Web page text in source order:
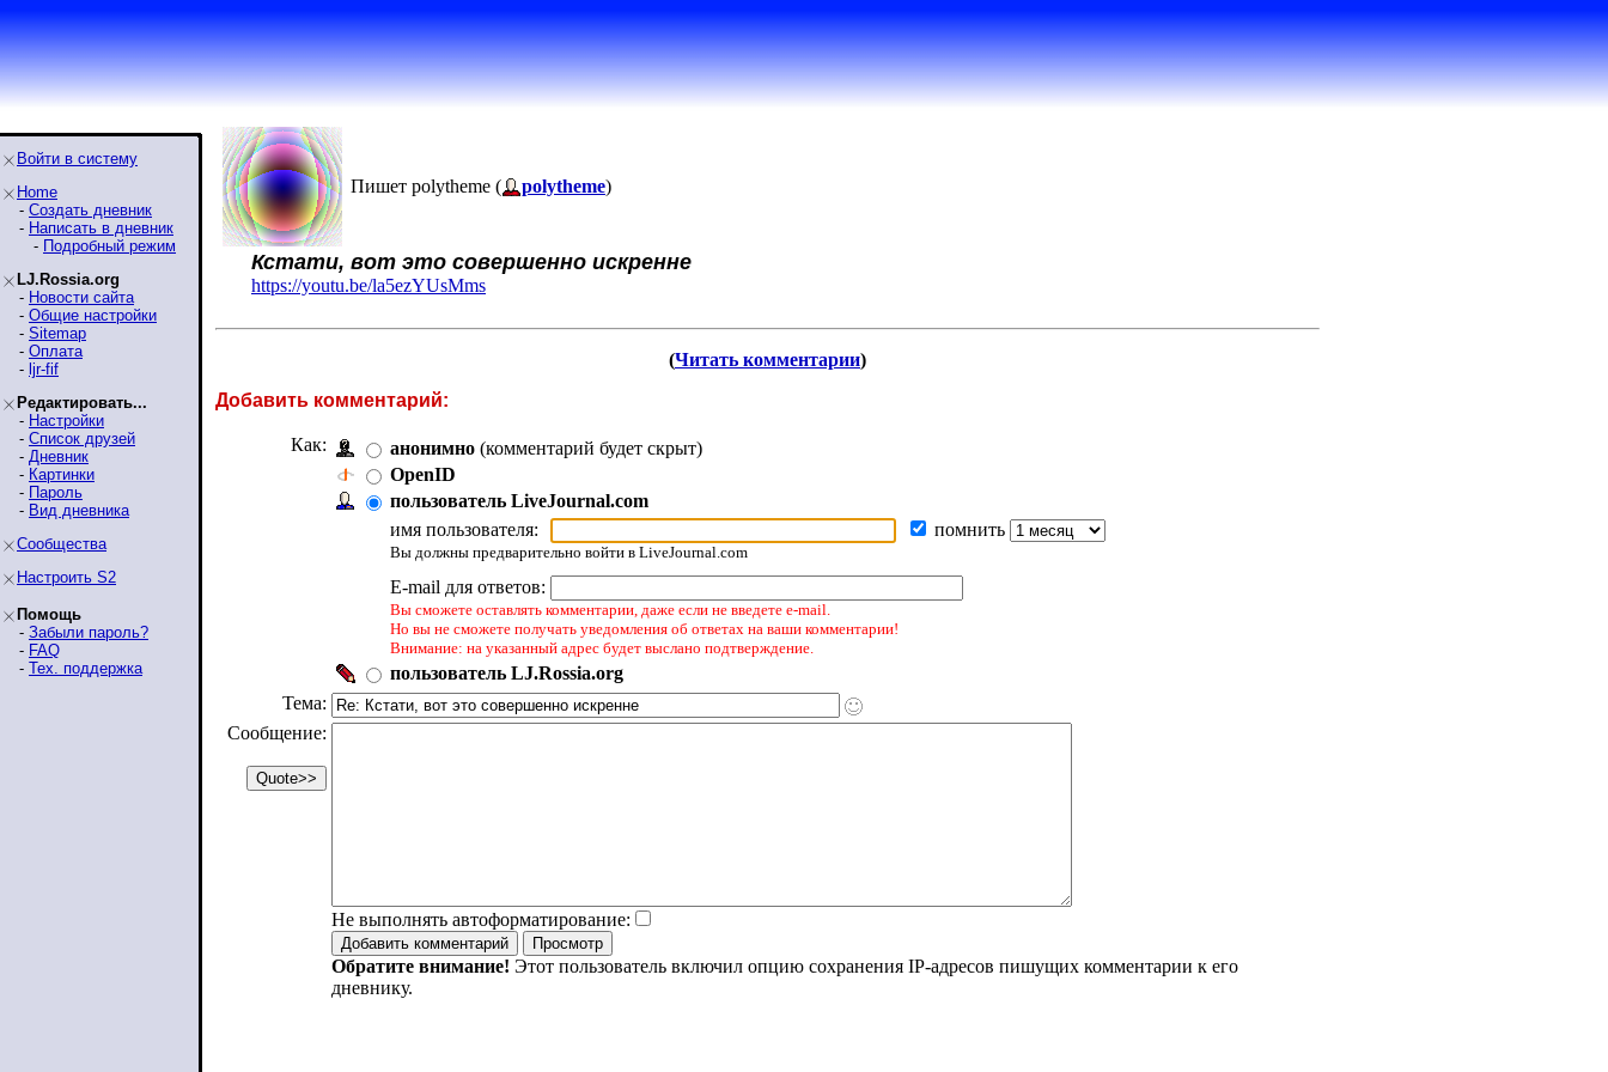
Войти в систему
Home
- Создать дневник
- Написать в дневник
- Подробный режим
LJ.Rossia.org
- Новости сайта
- Общие настройки
- Sitemap
- Оплата
- ljr-fif
Редактировать...
- Настройки
- Список друзей
- Дневник
- Картинки
- Пароль
- Вид дневника
Сообщества
Настроить S2
Помощь
- Забыли пароль?
- FAQ
- Тех. поддержка
Пишет polytheme ( polytheme)
Кстати, вот это совершенно искренне
https://youtu.be/la5ezYUsMms
(Читать комментарии)
Добавить комментарий:
Как: анонимно (комментарий будет скрыт)
OpenID
пользователь LiveJournal.com
имя пользователя:
помнить
Вы должны предварительно войти в LiveJournal.com
E-mail для ответов:
Вы сможете оставлять комментарии, даже если не введете e-mail.
Но вы не сможете получать уведомления об ответах на ваши комментарии!
Внимание: на указанный адрес будет выслано подтверждение.
пользователь LJ.Rossia.org
Тема:
Сообщение:
Не выполнять автоформатирование:
Обратите внимание! Этот пользователь включил опцию сохранения IP-адресов пишущих комментарии к его
дневнику.